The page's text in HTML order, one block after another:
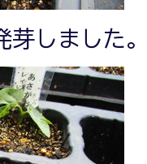
芽しました